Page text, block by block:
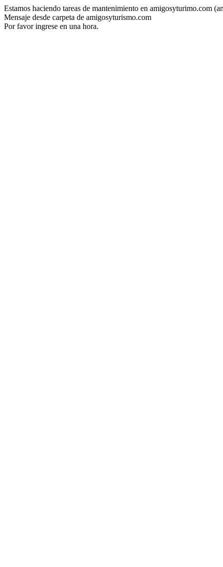
Estamos haciendo tareas de mantenimiento en amigosyturimo.com
Mensaje desde carpeta de amigosyturismo.com
Por favor ingrese en una hora.